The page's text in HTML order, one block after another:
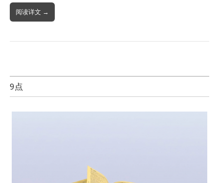
阅读详文 →
9点